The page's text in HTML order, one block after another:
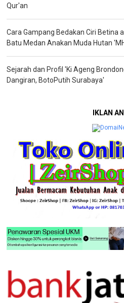
Qur'an
Cara Gampang Bedakan Ciri Betina
Batu Medan Anakan Muda Hutan
Sejarah dan Profil 'Ki Ageng
Dangiran, BotoPutih Surabaya'
IKLAN